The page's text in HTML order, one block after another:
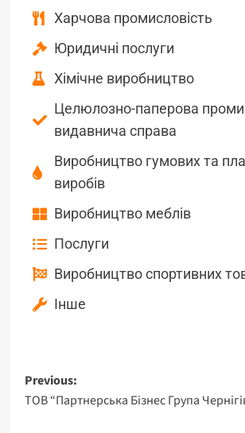
Харчова промисловість
Юридичні послуги
Хімічне виробництво
Целюлозно-паперова
видавнича справа
Виробництво гумових та
виробів
Виробництво меблів
Послуги
Виробництво спортивних
Інше
Previous:
ТОВ “Партнерська Бізнес Група